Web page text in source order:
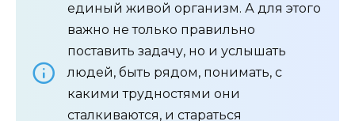
единый живой организм. А для этого
важно не только правильно
поставить задачу, но и услышать
людей, быть рядом, понимать, с
какими трудностями они
сталкиваются, и стараться